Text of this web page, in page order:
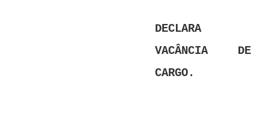
DECLARA
VACÂNCIA DE
CARGO.